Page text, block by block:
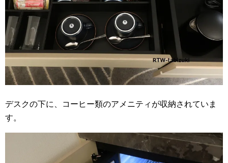
デスクの下に、コーヒー類のアメニティが収納されていま
す。